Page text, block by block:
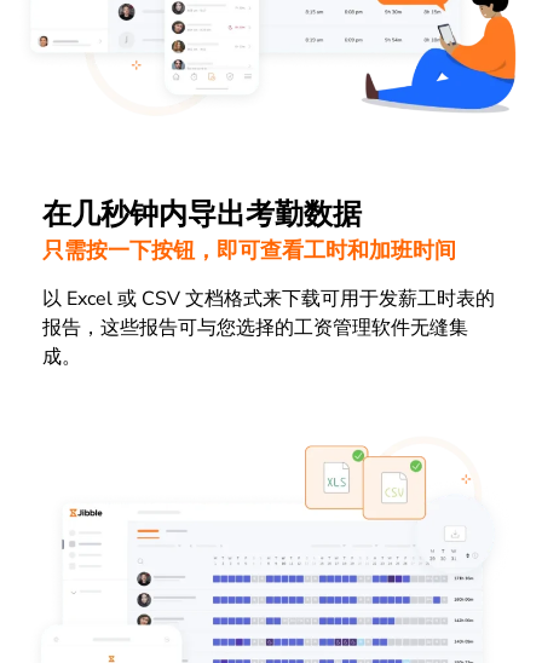
在几秒钟内导出考勤数据
只需按一下按钮，即可查看工时和加班时间
以 Excel 或 CSV 文档格式来下载可用于发薪工时表的
报告，这些报告可与您选择的工资管理软件无缝集
成。